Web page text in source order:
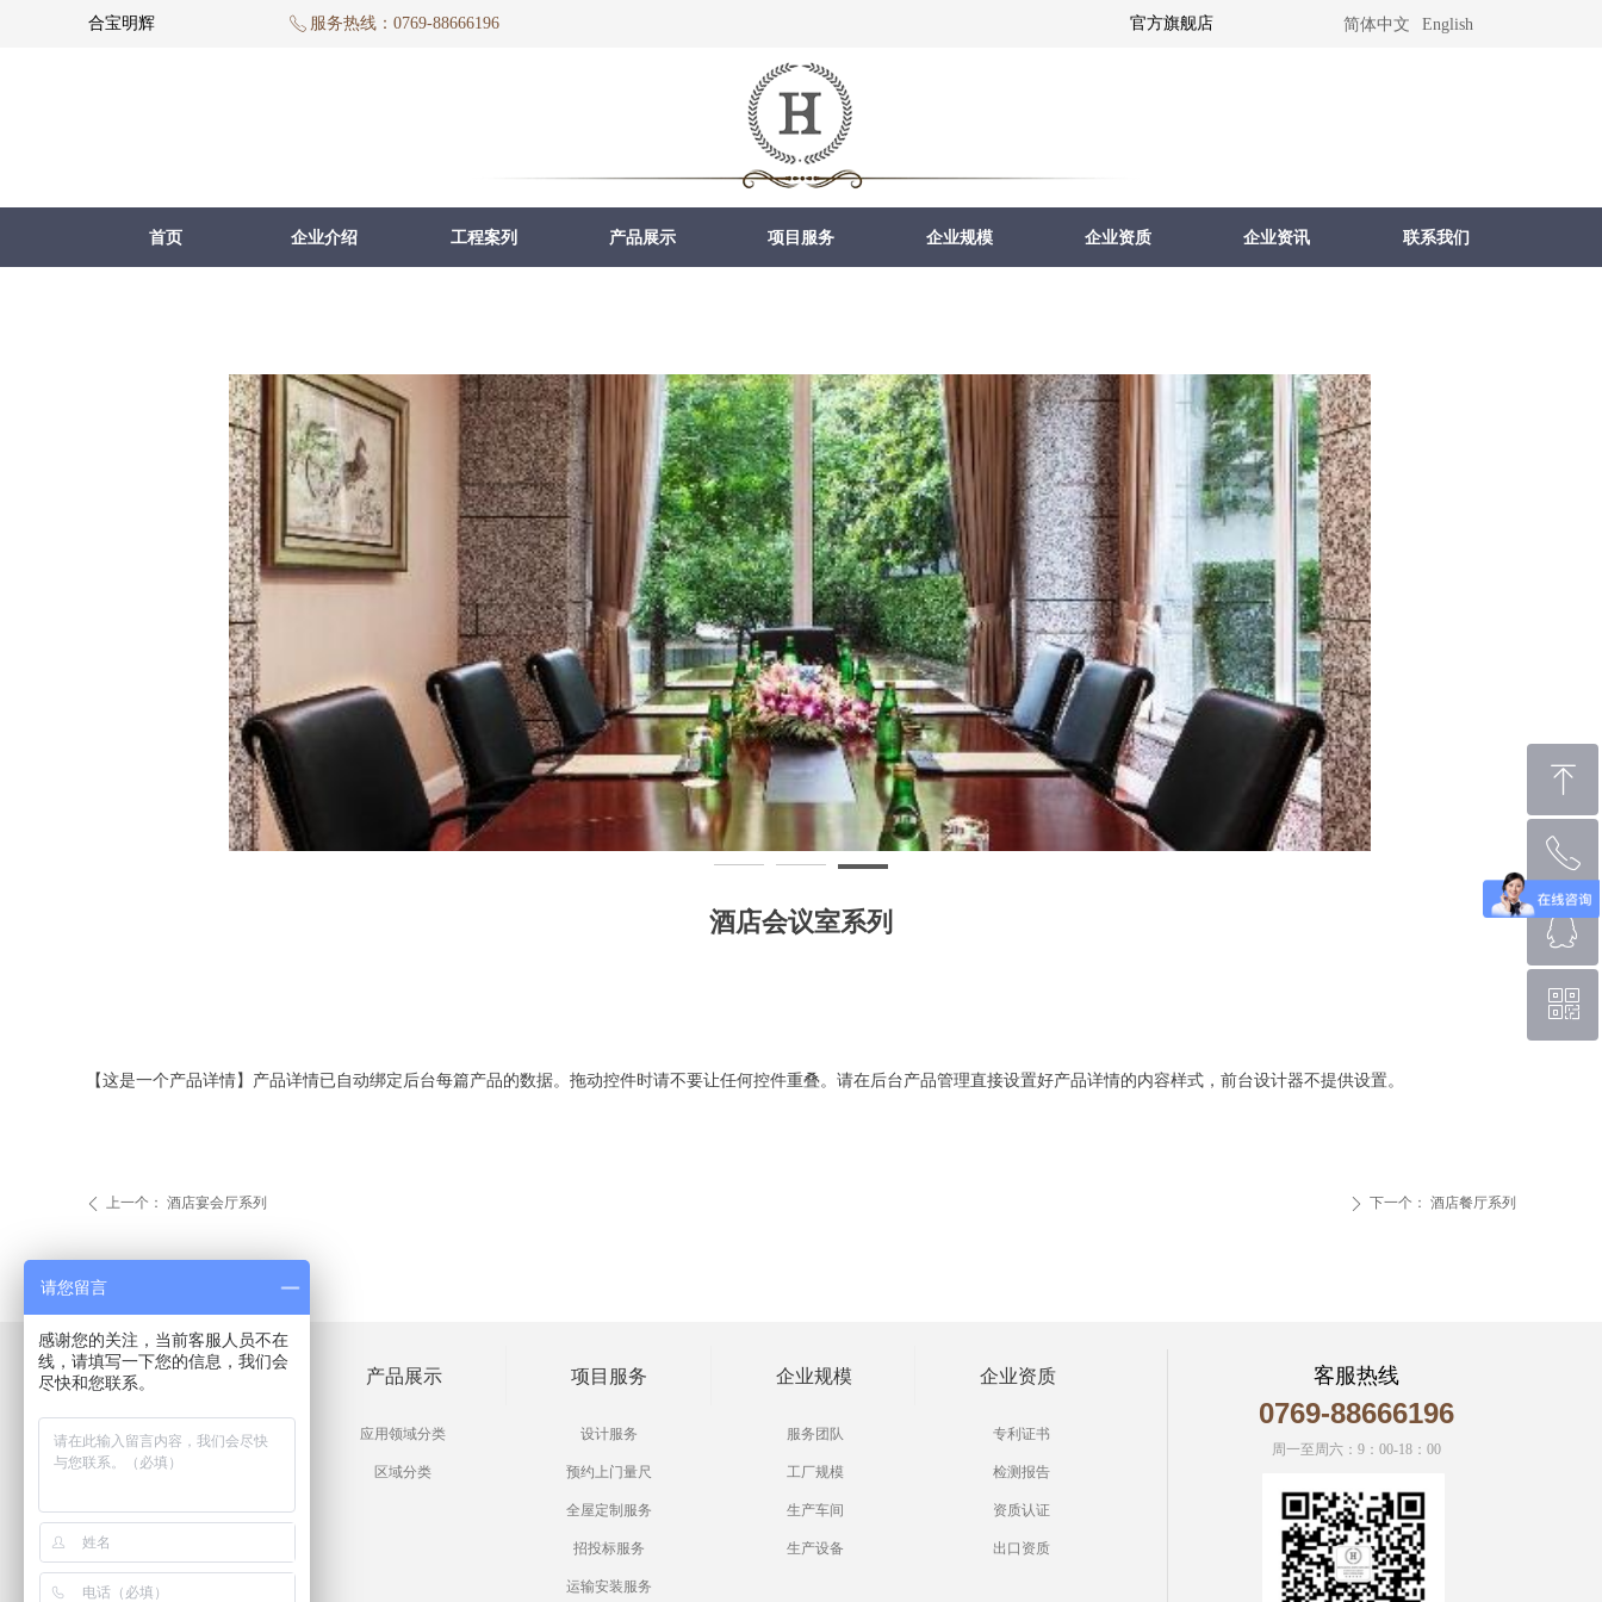
工程案列 产品展示 项目服务 企业规模 企业资质
首页 企业介绍 企业资讯 联系我们
合宝明辉 简体中文 English
官方旗舰店
ꂅ 服务热线：0769-88666196
酒店会议室系列
ꄴ 上一个： 酒店宴会厅系列 ꄲ 下一个： 酒店餐厅系列
【这是一个产品详情】产品详情已自动绑定后台每篇产品的数据。拖动控件时请不要让任何控件重叠。请在后台产品管理直接设置好产品详情的内容样式，前台设计器不提供设置。
客服热线
0769-88666196
周一至周六：9：00-18：00
服务团队
工厂规模
生产车间
生产设备
工程案列 产品展示 项目服务 企业规模 企业资质
酒店工程家具案列
豪宅别墅工程案列
高档会所工程案列
售楼处工程案列
设计服务
预约上门量尺
全屋定制服务
招投标服务
运输安装服务
专利证书
检测报告
资质认证
出口资质
应用领域分类
区域分类
ꁸ
回到顶部
ꂅ
0769-88666196
ꁗ
QQ客服
ꀥ
请您留言
感谢您的关注，当前客服人员不在
线，请填写一下您的信息，我们会
尽快和您联系。